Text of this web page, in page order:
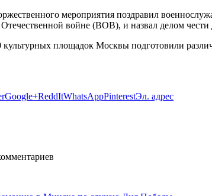
мероприятия поздравил
войне (ВОВ), и назвал делом
площадок Москвы подготовили
Google+ReddItWhatsAppPinterestЭл. адрес